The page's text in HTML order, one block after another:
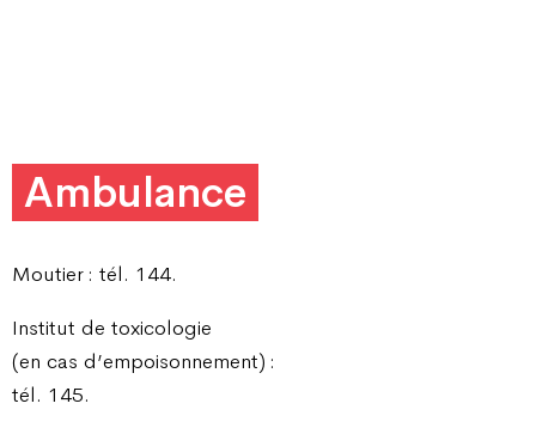
Ambulance
Moutier : tél. 144.
Institut de toxicologie
(en cas d’empoisonnement) :
tél. 145.